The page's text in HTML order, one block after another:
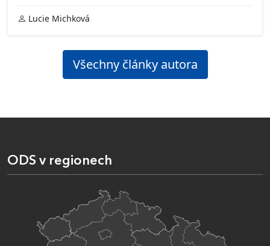
Lucie Michková
Všechny články autora
ODS v regionech